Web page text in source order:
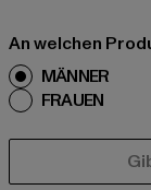
An welchen
MÄNNER
FRAUEN